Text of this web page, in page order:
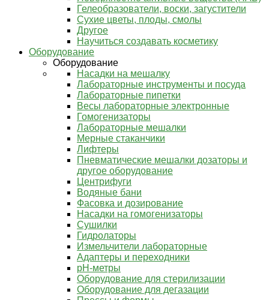
Гелеобразователи, воски, загустители
Сухие цветы, плоды, смолы
Другое
Научиться создавать косметику
Оборудование
Оборудование
Насадки на мешалку
Лабораторные инструменты и посуда
Лабораторные пипетки
Весы лабораторные электронные
Гомогенизаторы
Лабораторные мешалки
Мерные стаканчики
Лифтеры
Пневматические мешалки дозаторы и
другое оборудование
Центрифуги
Водяные бани
Фасовка и дозирование
Насадки на гомогенизаторы
Сушилки
Гидролаторы
Измельчители лабораторные
Адаптеры и переходники
pH-метры
Оборудование для стерилизации
Оборудование для дегазации